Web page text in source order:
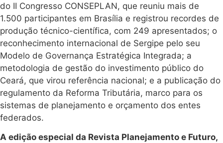
do II Congresso CONSEPLAN, que reuniu mais de
1.500 participantes em Brasília e registrou recordes de
produção técnico-científica, com 249 apresentados; o
reconhecimento internacional de Sergipe pelo seu
Modelo de Governança Estratégica Integrada; a
metodologia de gestão do investimento público do
Ceará, que virou referência nacional; e a publicação do
regulamento da Reforma Tributária, marco para os
sistemas de planejamento e orçamento dos entes
federados.
A edição especial da Revista Planejamento e Futuro,